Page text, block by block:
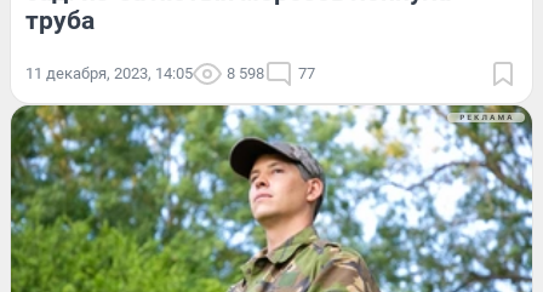
труба
11 декабря, 2023, 14:05 8 598 77